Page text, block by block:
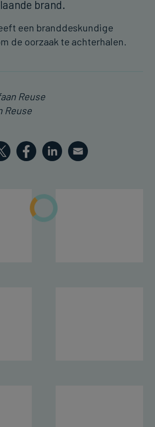
brand.
een branddeskundige
de oorzaak te achterhalen.
Reuse
Reuse